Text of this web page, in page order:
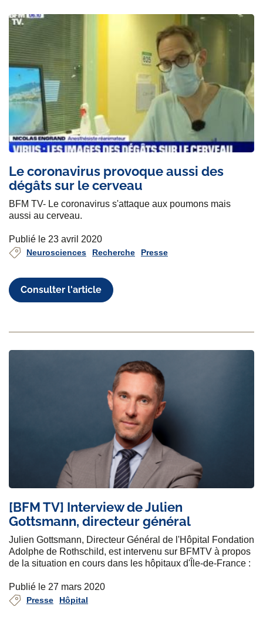
Le coronavirus provoque aussi des
dégâts sur le cerveau
BFM TV- Le coronavirus s'attaque aux poumons mais
aussi au cerveau.
Publié le 23 avril 2020
Neurosciences Recherche Presse
Consulter l'article
[BFM TV] Interview de Julien
Gottsmann, directeur général
Julien Gottsmann, Directeur Général de l'Hôpital Fondation
Adolphe de Rothschild, est intervenu sur BFMTV à propos
de la situation en cours dans les hôpitaux d'Île-de-France :
Publié le 27 mars 2020
Presse Hôpital